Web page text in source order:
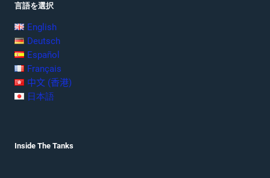
言語を選択
English
Deutsch
Español
Français
中文 (香港)
日本語
Inside The Tanks